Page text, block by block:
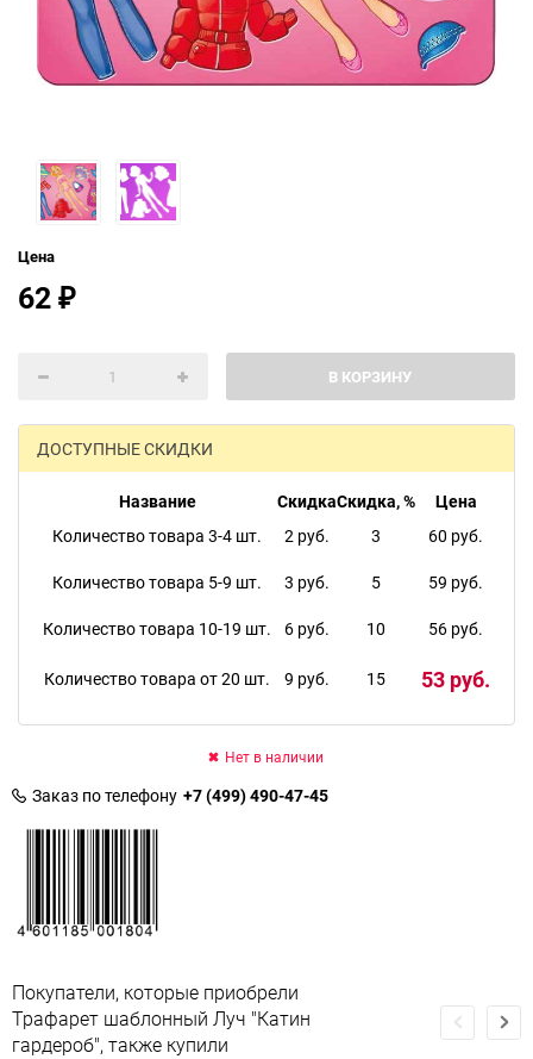
Цена
62 ₽
В КОРЗИНУ
ДОСТУПНЫЕ СКИДКИ
Название СкидкаСкидка, %
Цена
Количество товара 3-4 шт.
2 руб. 3 60 руб.
Количество товара 5-9 шт. 3 руб. 5 59 руб.
Количество товара 10-19 шт. 6 руб. 10 56 руб.
Количество товара от 20 шт. 9 руб. 15 53 руб.
Нет в наличии
Заказ по телефону +7 (499) 490-47-45
Покупатели, которые приобрели
Трафарет шаблонный Луч "Катин
гардероб", также купили